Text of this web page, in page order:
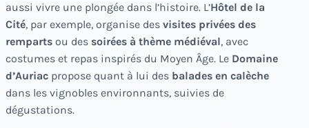
aussi vivre une plongée dans l’histoire. L’Hôtel de la
Cité, par exemple, organise des visites privées des
remparts ou des soirées à thème médiéval, avec
costumes et repas inspirés du Moyen Âge. Le Domaine
d’Auriac propose quant à lui des balades en calèche
dans les vignobles environnants, suivies de
dégustations.